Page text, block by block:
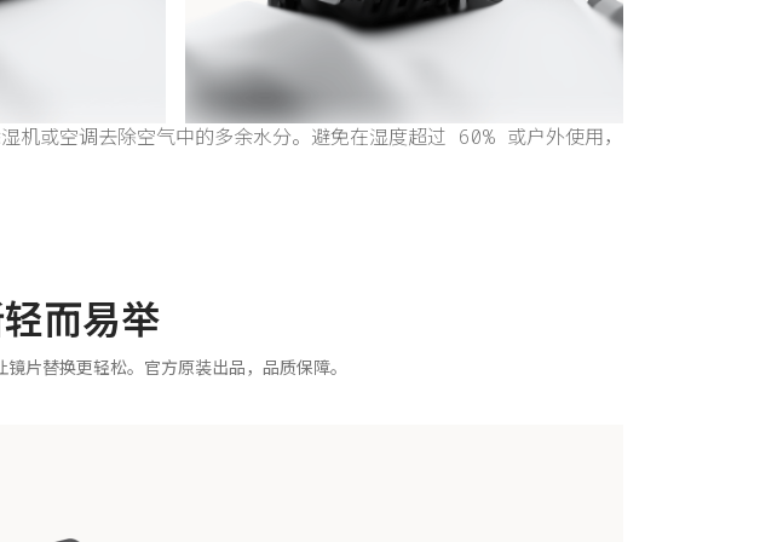
或空调去除空气中的多余水分。避免在湿度超过 60% 或户外使用，
而易举
片替换更轻松。官方原装出品，品质保障。